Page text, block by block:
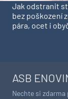
Jak odstranit
bez poškození
pára, ocet i
ASB
Nechte si